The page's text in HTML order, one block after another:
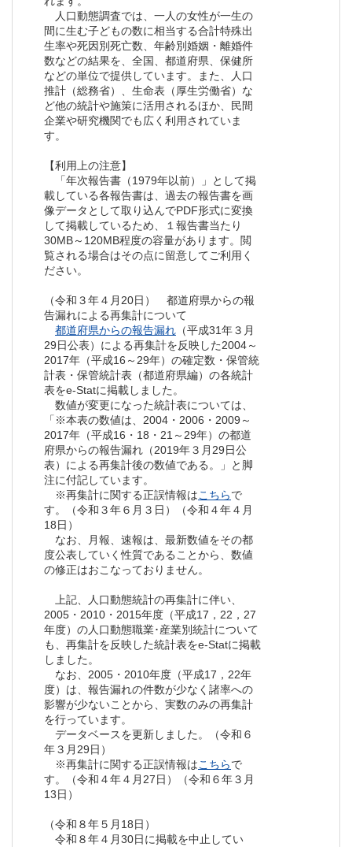
人口動態調査では、一人の女性が一生の
間に生む子どもの数に相当する合計特殊出
生率や死因別死亡数、年齢別婚姻・離婚件
数などの結果を、全国、都道府県、保健所
などの単位で提供しています。また、人口
推計（総務省）、生命表（厚生労働省）な
ど他の統計や施策に活用されるほか、民間
企業や研究機関でも広く利用されていま
す。
【利用上の注意】
「年次報告書（1979年以前）」として掲
載している各報告書は、過去の報告書を画
像データとして取り込んでPDF形式に変換
して掲載しているため、１報告書当たり
30MB～120MB程度の容量があります。閲
覧される場合はその点に留意してご利用く
ださい。
（令和３年４月20日） 都道府県からの報
告漏れによる再集計について
都道府県からの報告漏れ （平成31年３月
29日公表）による再集計を反映した2004～
2017年（平成16～29年）の確定数・保管統
計表・保管統計表（都道府県編）の各統計
表をe-Statに掲載しました。
数値が変更になった統計表については、
「※本表の数値は、2004・2006・2009～
2017年（平成16・18・21～29年）の都道
府県からの報告漏れ（2019年３月29日公
表）による再集計後の数値である。」と脚
注に付記しています。
※再集計に関する正誤情報はこちらで
す。（令和３年６月３日）（令和４年４月
18日）
なお、月報、速報は、最新数値をその都
度公表していく性質であることから、数値
の修正はおこなっておりません。
上記、人口動態統計の再集計に伴い、
2005・2010・2015年度（平成17，22，27
年度）の人口動態職業･産業別統計について
も、再集計を反映した統計表をe-Statに掲載
しました。
なお、2005・2010年度（平成17，22年
度）は、報告漏れの件数が少なく諸率への
影響が少ないことから、実数のみの再集計
を行っています。
データベースを更新しました。（令和６
年３月29日）
※再集計に関する正誤情報はこちらで
す。（令和４年４月27日）（令和６年３月
13日）
（令和８年５月18日）
令和８年４月30日に掲載を中止してい